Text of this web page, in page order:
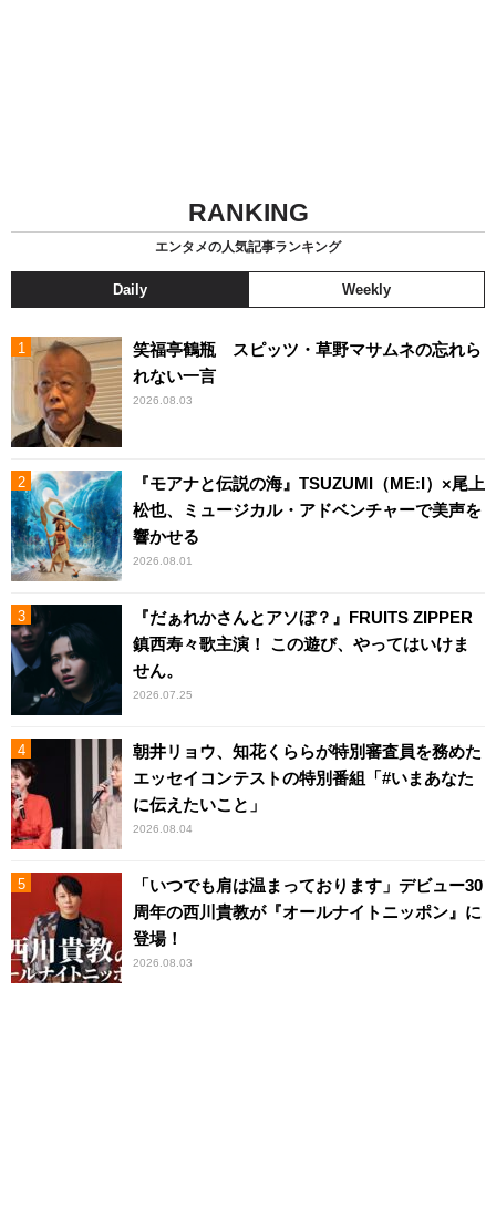
RANKING
エンタメの人気記事ランキング
Daily Weekly
笑福亭鶴瓶 スピッツ・草野マサムネの忘れら
れない一言
2026.08.03
『モアナと伝説の海』TSUZUMI（ME:I）×尾上
松也、ミュージカル・アドベンチャーで美声を
響かせる
2026.08.01
『だぁれかさんとアソぼ？』FRUITS ZIPPER
鎮西寿々歌主演！ この遊び、やってはいけま
せん。
2026.07.25
朝井リョウ、知花くららが特別審査員を務めた
エッセイコンテストの特別番組「#いまあなた
に伝えたいこと」
2026.08.04
「いつでも肩は温まっております」デビュー30
周年の西川貴教が『オールナイトニッポン』に
登場！
2026.08.03